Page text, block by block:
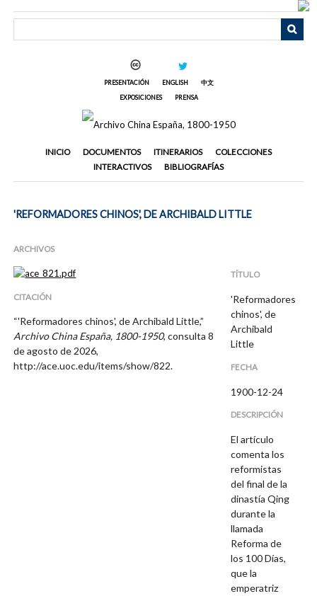
PRESENTACIÓN ENGLISH
中文
EXPOSICIONES
PRENSA
INICIO DOCUMENTOS ITINERARIOS
COLECCIONES
INTERACTIVOS
BIBLIOGRAFÍAS
'REFORMADORES CHINOS', DE ARCHIBALD LITTLE
ARCHIVOS
CITACIÓN
“'Reformadores chinos', de Archibald Little,”
Archivo China España, 1800-1950, consulta 8
de agosto de 2026,
http://ace.uoc.edu/items/show/822.
TÍTULO
'Reformadores
chinos', de
Archibald
Little
FECHA
1900-12-24
DESCRIPCIÓN
El artículo
comenta los
reformistas
del final de la
dinastía Qing
durante la
llamada
Reforma de
los 100 Días,
que la
emperatriz